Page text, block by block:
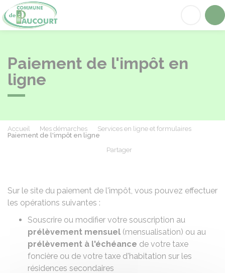
Paiement de l'impôt en
ligne
Accueil Mes démarches
Services en ligne et formulaires
Paiement de l'impôt en ligne
Partager
Sur le site du paiement de l'impôt, vous pouvez effectuer
les opérations suivantes :
Souscrire ou modifier votre souscription au
prélèvement mensuel (mensualisation) ou au
prélèvement à l'échéance de votre taxe
foncière ou de votre taxe d'habitation sur les
résidences secondaires